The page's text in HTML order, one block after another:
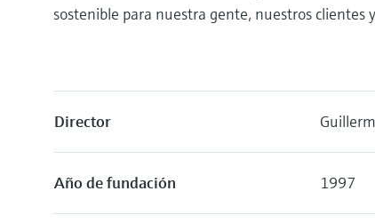
sostenible para nuestra gente, nuestros clientes
Director
Año de fundación 1997